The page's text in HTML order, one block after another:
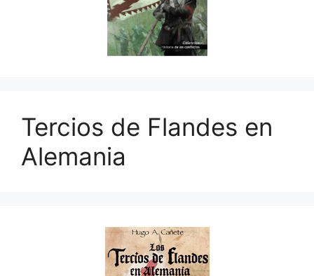
Tercios de Flandes en
Alemania